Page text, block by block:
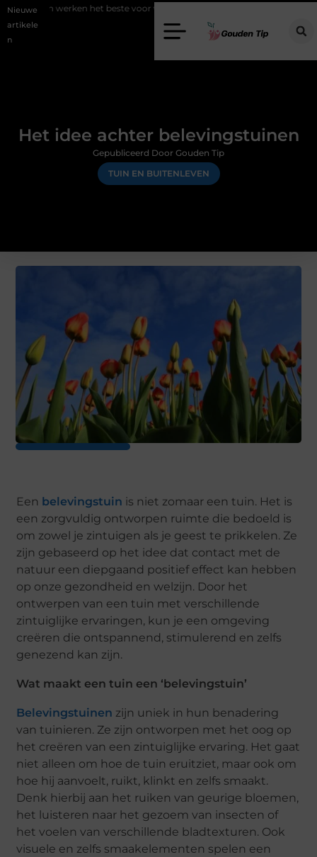
Nieuwe
artikele
n
het beste voor vastgoedmarketing?
Het idee achter belevingstuinen
TUIN EN BUITENLEVEN
Gepubliceerd Door Gouden Tip
Een belevingstuin is niet zomaar een tuin. Het is
een zorgvuldig ontworpen ruimte die bedoeld is
om zowel je zintuigen als je geest te prikkelen. Ze
zijn gebaseerd op het idee dat contact met de
natuur een diepgaand positief effect kan hebben
op onze gezondheid en welzijn. Door het
ontwerpen van een tuin met verschillende
zintuiglijke ervaringen, kun je een omgeving
creëren die ontspannend, stimulerend en zelfs
genezend kan zijn.
Wat maakt een tuin een ‘belevingstuin’
Belevingstuinen zijn uniek in hun benadering
van tuinieren. Ze zijn ontworpen met het oog op
het creëren van een zintuiglijke ervaring. Het gaat
niet alleen om hoe de tuin eruitziet, maar ook om
hoe hij aanvoelt, ruikt, klinkt en zelfs smaakt.
Denk hierbij aan het ruiken van geurige bloemen,
het luisteren naar het gezoem van insecten of
het voelen van verschillende bladtexturen. Ook
visuele en zelfs smaakelementen spelen een